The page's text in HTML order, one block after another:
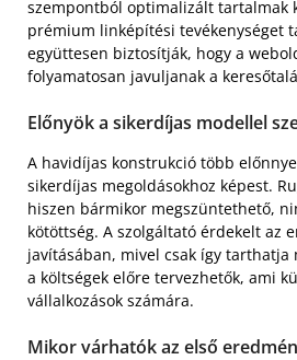
szempontból optimalizált tartalmak
prémium linképítési tevékenységet
együttesen biztosítják, hogy a
folyamatosan javuljanak a
Előnyök a sikerdíjas modellel
A havidíjas konstrukció több
sikerdíjas megoldásokhoz képest.
hiszen bármikor megszüntethető,
kötöttség. A szolgáltató érdekelt az
javításában, mivel csak így
a költségek előre tervezhetők, ami
vállalkozások számára.
Mikor várhatók az első